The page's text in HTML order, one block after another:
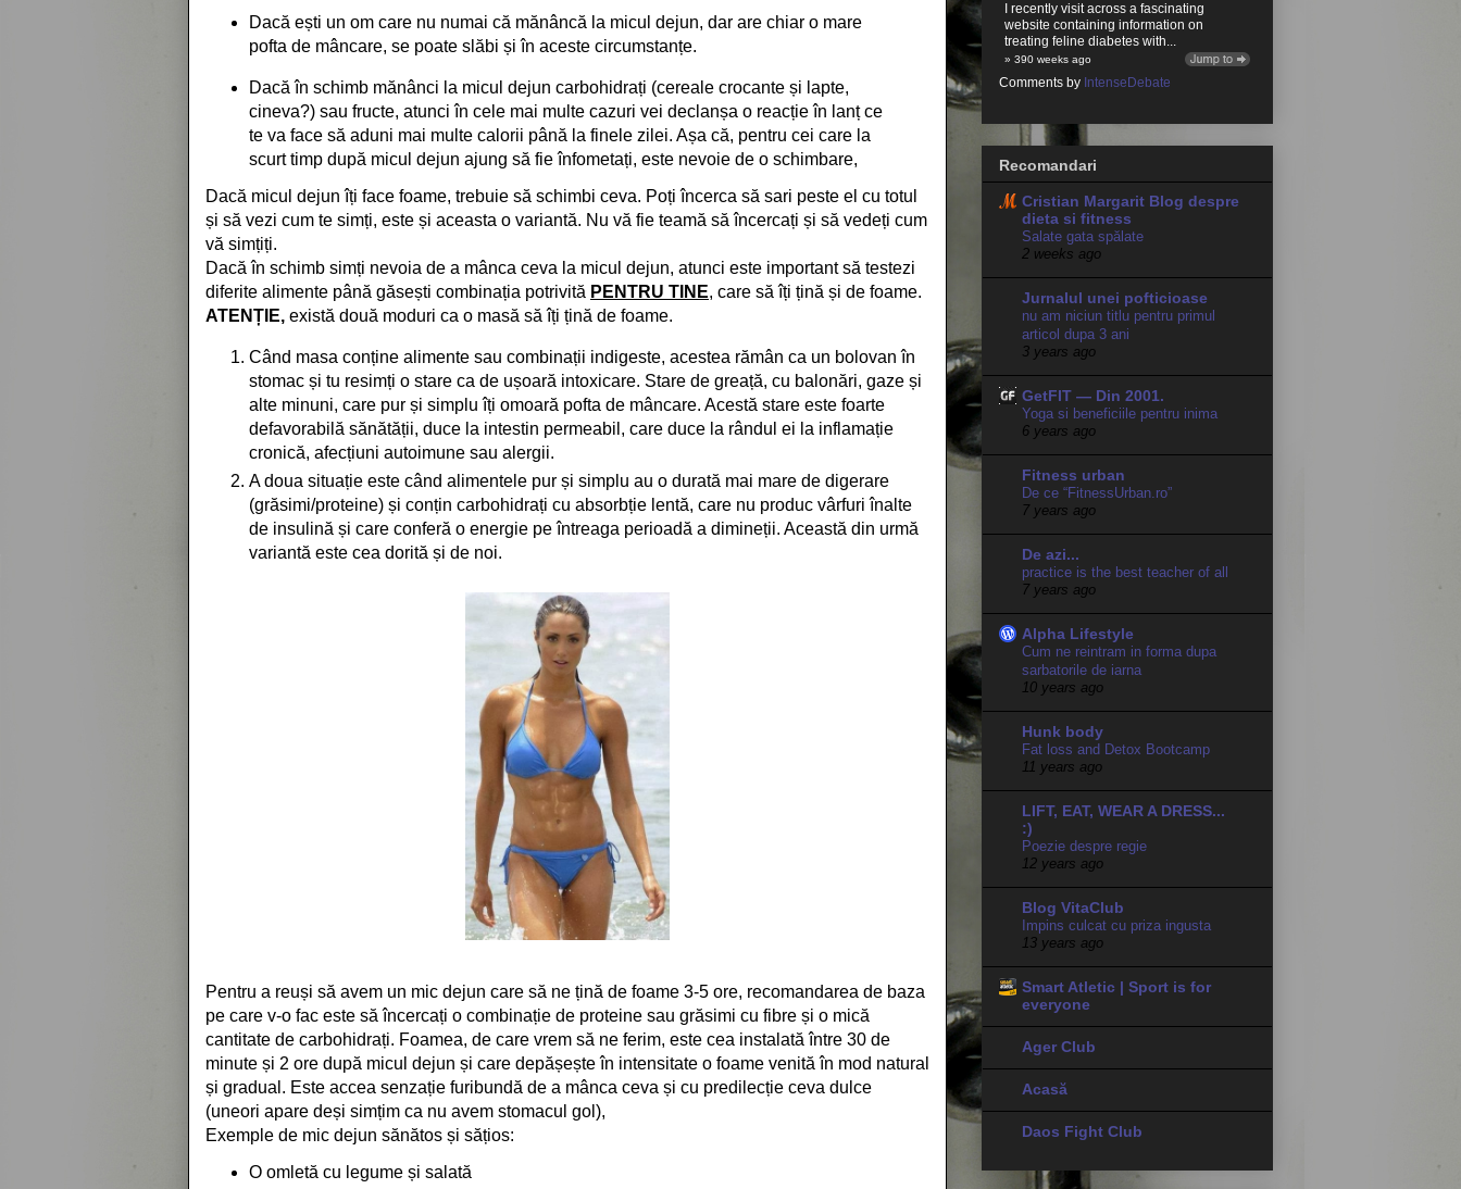
Dacă ești un om care nu numai că mănâncă la micul dejun, dar are chiar o mare
pofta de mâncare, se poate slăbi și în aceste circumstanțe.
Dacă în schimb mănânci la micul dejun carbohidrați (cereale crocante și lapte,
cineva?) sau fructe, atunci în cele mai multe cazuri vei declanșa o reacție în lanț ce
te va face să aduni mai multe calorii până la finele zilei. Așa că, pentru cei care la
scurt timp după micul dejun ajung să fie înfometați, este nevoie de o schimbare,
Dacă micul dejun îți face foame, trebuie să schimbi ceva. Poți încerca să sari peste el cu totul
și să vezi cum te simți, este și aceasta o variantă. Nu vă fie teamă să încercați și să vedeți cum
vă simțiți.
Dacă în schimb simți nevoia de a mânca ceva la micul dejun, atunci este important să testezi
diferite alimente până găsești combinația potrivită PENTRU TINE, care să îți țină și de foame.
ATENȚIE, există două moduri ca o masă să îți țină de foame.
Când masa conține alimente sau combinații indigeste, acestea rămân ca un bolovan în
stomac și tu resimți o stare ca de ușoară intoxicare. Stare de greață, cu balonări, gaze și
alte minuni, care pur și simplu îți omoară pofta de mâncare. Acestă stare este foarte
defavorabilă sănătății, duce la intestin permeabil, care duce la rândul ei la inflamație
cronică, afecțiuni autoimune sau alergii.
A doua situație este când alimentele pur și simplu au o durată mai mare de digerare
(grăsimi/proteine) și conțin carbohidrați cu absorbție lentă, care nu produc vârfuri înalte
de insulină și care conferă o energie pe întreaga perioadă a dimineții. Această din urmă
variantă este cea dorită și de noi.
Pentru a reuși să avem un mic dejun care să ne țină de foame 3-5 ore, recomandarea de baza
pe care v-o fac este să încercați o combinație de proteine sau grăsimi cu fibre și o mică
cantitate de carbohidrați. Foamea, de care vrem să ne ferim, este cea instalată între 30 de
minute și 2 ore după micul dejun și care depășește în intensitate o foame venită în mod natural
și gradual. Este accea senzație furibundă de a mânca ceva și cu predilecție ceva dulce
(uneori apare deși simțim ca nu avem stomacul gol),
Exemple de mic dejun sănătos și sățios:
O omletă cu legume și salată
I recently visit across a fascinating
website containing information on
treating feline diabetes with...
» 390 weeks ago
Comments by IntenseDebate
Recomandari
Cristian Margarit Blog despre
dieta si fitness
Salate gata spălate
2 weeks ago
Jurnalul unei pofticioase
nu am niciun titlu pentru primul
articol dupa 3 ani
3 years ago
GetFIT — Din 2001.
Yoga si beneficiile pentru inima
6 years ago
Fitness urban
De ce “FitnessUrban.ro”
7 years ago
De azi...
practice is the best teacher of all
7 years ago
Alpha Lifestyle
Cum ne reintram in forma dupa
sarbatorile de iarna
10 years ago
Hunk body
Fat loss and Detox Bootcamp
11 years ago
LIFT, EAT, WEAR A DRESS...
:)
Poezie despre regie
12 years ago
Blog VitaClub
Impins culcat cu priza ingusta
13 years ago
Smart Atletic | Sport is for
everyone
Ager Club
Acasă
Daos Fight Club